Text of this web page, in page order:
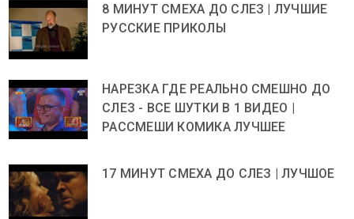
8 МИНУТ СМЕХА ДО СЛЕЗ | ЛУЧШИЕ
РУССКИЕ ПРИКОЛЫ
НАРЕЗКА ГДЕ РЕАЛЬНО СМЕШНО ДО
СЛЕЗ - ВСЕ ШУТКИ В 1 ВИДЕО |
РАССМЕШИ КОМИКА ЛУЧШЕЕ
17 МИНУТ СМЕХА ДО СЛЕЗ | ЛУЧШОЕ